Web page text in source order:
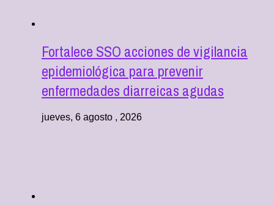
Fortalece SSO acciones de vigilancia
epidemiológica para prevenir
enfermedades diarreicas agudas
jueves, 6 agosto , 2026